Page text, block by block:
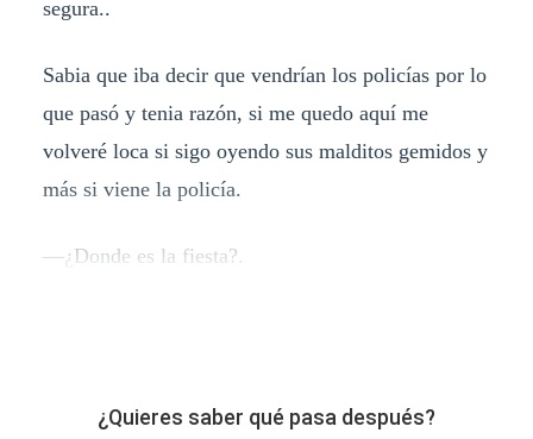
segura..
Sabia que iba decir que vendrían los policías por lo
que pasó y tenia razón, si me quedo aquí me
volveré loca si sigo oyendo sus malditos gemidos y
más si viene la policía.
—¿Donde es la fiesta?.
¿Quieres saber qué pasa después?